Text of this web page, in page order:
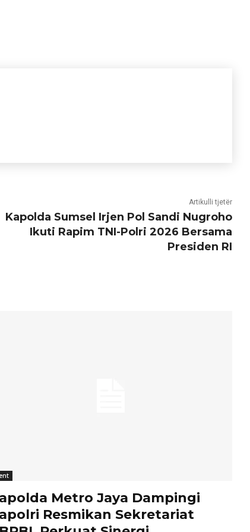
Artikulli tjetër
Kapolda Sumsel Irjen Pol Sandi Nugroho
Ikuti Rapim TNI-Polri 2026 Bersama
Presiden RI
Metro Jaya Dampingi
Resmikan Sekretariat